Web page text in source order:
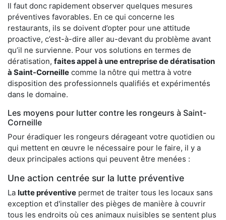
Il faut donc rapidement observer quelques mesures
préventives favorables. En ce qui concerne les
restaurants, ils se doivent d’opter pour une attitude
proactive, c’est-à-dire aller au-devant du problème avant
qu’il ne survienne. Pour vos solutions en termes de
dératisation, faites appel à une entreprise de dératisation
à Saint-Corneille comme la nôtre qui mettra à votre
disposition des professionnels qualifiés et expérimentés
dans le domaine.
Les moyens pour lutter contre les rongeurs à Saint-
Corneille
Pour éradiquer les rongeurs dérageant votre quotidien ou
qui mettent en œuvre le nécessaire pour le faire, il y a
deux principales actions qui peuvent être menées :
Une action centrée sur la lutte préventive
La lutte préventive permet de traiter tous les locaux sans
exception et d'installer des pièges de manière à couvrir
tous les endroits où ces animaux nuisibles se sentent plus